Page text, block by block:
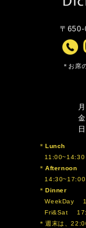
〒
お席
日
Lunch
11:00~14:30
Afternoon
14:30~17:00
Dinner
WeekDay
Fri&Sat
週末は、